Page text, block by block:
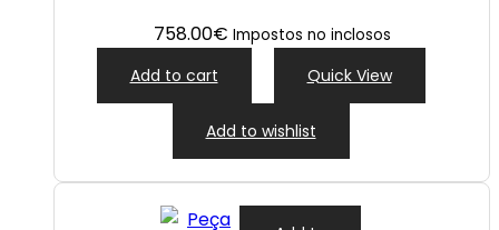
758.00€ Impostos no inclosos
Add to cart Quick View
Add to wishlist